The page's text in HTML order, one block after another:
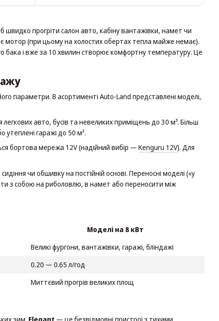
прогріти салон авто, кабіну вантажівки, намет чи
мотор (при цьому на холостих обертах тепла майже немає).
бака і вже за 10 хвилин створює комфортну температуру. Це
параметри. В асортименті Auto-Land представлені моделі,
легкових авто, бусів та невеликих приміщень до 30 м³. Більш
утеплені гаражі до 50 м².
бортова мережа 12V (надійний вибір — Kenguru 12V). Для
чи обшивку на постійній основі. Переносні моделі («у
з собою на риболовлю, в намет або переносити між
Моделі на 8 кВт
Великі фургони, вантажівки, гаражі, бліндажі
0.20 — 0.65 л/год
Миттєвий прогрів великих площ